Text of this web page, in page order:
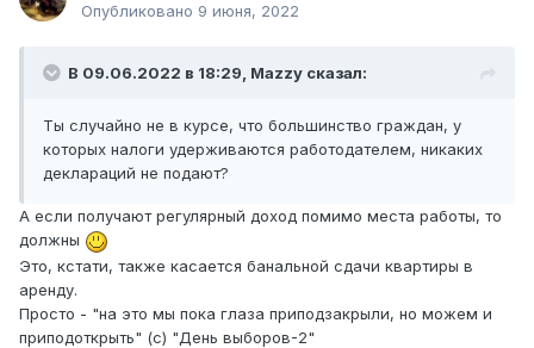
Опубликовано 9 июня, 2022
В 09.06.2022 в 18:29, Mazzy сказал:
Ты случайно не в курсе, что большинство граждан, у
которых налоги удерживаются работодателем, никаких
деклараций не подают?
А если получают регулярный доход помимо места работы, то
должны
Это, кстати, также касается банальной сдачи квартиры в
аренду.
Просто - "на это мы пока глаза приподзакрыли, но можем и
приподоткрыть" (с) "День выборов-2"